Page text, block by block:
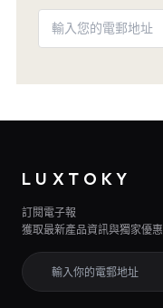
LUXTOKY
訂閱電子報
獲取最新產品資訊與獨家優惠